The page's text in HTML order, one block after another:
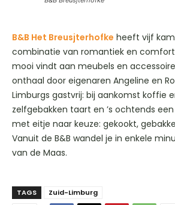
B&B Het Breusjterhofke heeft vijf
combinatie van romantiek en
mooi vindt aan meubels en
onthaal door eigenaren Angeline en
Limburgs gastvrij: bij aankomst koffie
zelfgebakken taart en ’s ochtends
met eitje naar keuze: gekookt,
Vanuit de B&B wandel je in enkele
van de Maas.
TAGS Zuid-Limburg